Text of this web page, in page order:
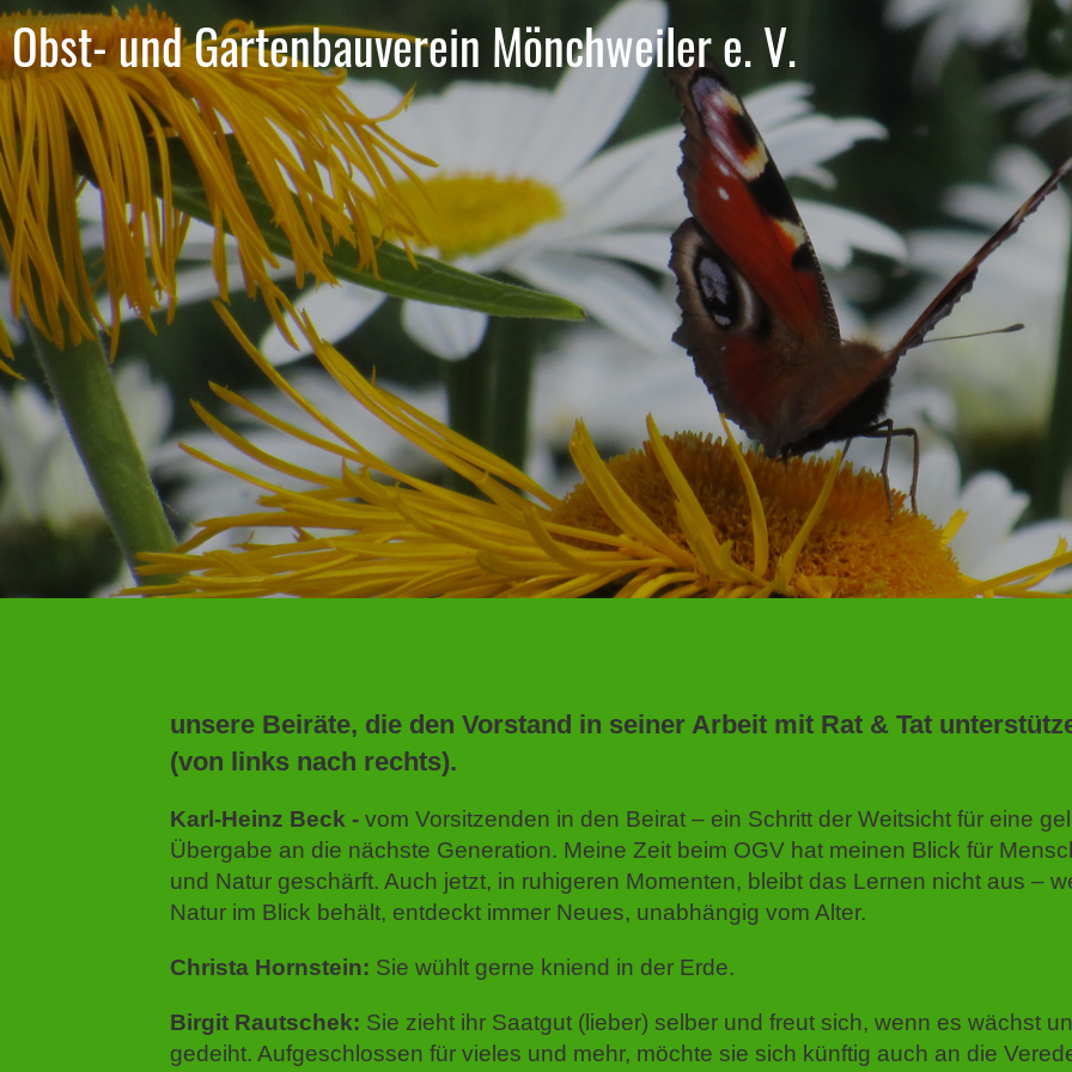
Obst- und Gartenbauverein Mönchweiler e. V.
unsere Beiräte, die den Vorstand in seiner Arbeit mit Rat & Tat
(von links nach rechts).
Karl-Heinz Beck - vom Vorsitzenden in den Beirat – ein Schritt der Weitsicht für eine
Übergabe an die nächste Generation. Meine Zeit beim OGV hat meinen Blick für
und Natur geschärft. Auch jetzt, in ruhigeren Momenten, bleibt das Lernen nicht aus –
Natur im Blick behält, entdeckt immer Neues, unabhängig vom Alter.
Christa Hornstein: Sie wühlt gerne kniend in der Erde.
Birgit Rautschek: Sie zieht ihr Saatgut (lieber) selber und freut sich, wenn es wächst
gedeiht. Aufgeschlossen für vieles und mehr, möchte sie sich künftig auch an die